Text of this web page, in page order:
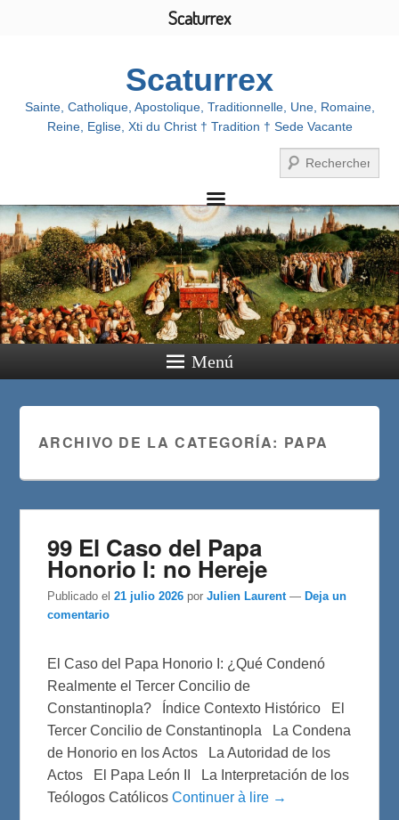
Scaturrex
Sainte, Catholique, Apostolique, Traditionnelle, Une, Romaine,
Reine, Eglise, Xti du Christ † Tradition † Sede Vacante
Menú
ARCHIVO DE LA CATEGORÍA: PAPA
99 El Caso del Papa
Honorio I: no Hereje
Publicado el 21 julio 2026 porJulien Laurent — Deja un
comentario
El Caso del Papa Honorio I: ¿Qué Condenó
Realmente el Tercer Concilio de
Constantinopla? Índice Contexto Histórico El
Tercer Concilio de Constantinopla La Condena
de Honorio en los Actos La Autoridad de los
Actos El Papa León II La Interpretación de los
Teólogos CatólicosContinuer à lire →
Scaturrex